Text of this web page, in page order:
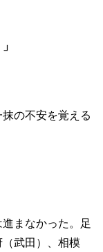
の不安を覚える
まなかった。足
武田）、相模